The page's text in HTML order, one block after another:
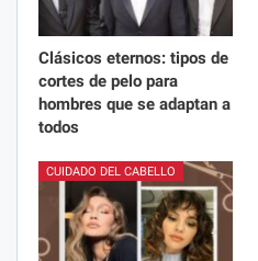
Clásicos eternos: tipos de
cortes de pelo para
hombres que se adaptan a
todos
CUIDADO DEL CABELLO